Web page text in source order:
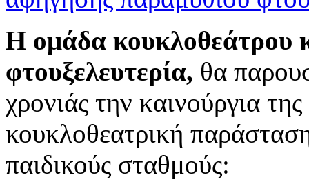
Η ομάδα κουκλοθεάτρου
φτουξελευτερία, θα
χρονιάς την καινούργια
κουκλοθεατρική
παιδικούς σταθμούς: